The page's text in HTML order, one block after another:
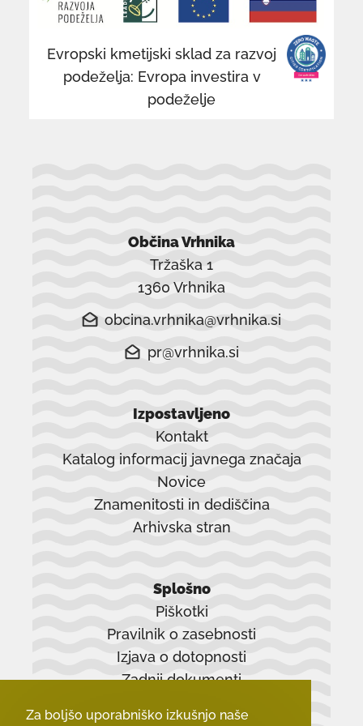
Za boljšo uporabniško izkušnjo naše
oknu
Evropski kmetijski sklad za razvoj
podeželja: Evropa investira v
podeželje
Občina Vrhnika
Tržaška 1
1360 Vrhnika
obcina.vrhnika@vrhnika.si
pr@vrhnika.si
Izpostavljeno
Kontakt
Katalog informacij javnega značaja
Novice
Znamenitosti in dediščina
Arhivska stran
odpre
novem
oknu
Splošno
Piškotki
Pravilnik o zasebnosti
Izjava o dotopnosti
Zadnji dokumenti